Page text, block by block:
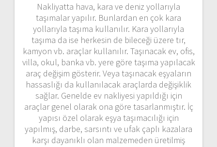
Nakliyatta hava, kara ve deniz yollarıyla
taşımalar yapılır. Bunlardan en çok kara
yollarıyla taşıma kullanılır. Kara yollarıyla
taşıma da ise herkesin de bileceği üzere tır,
kamyon vb. araçlar kullanılır. Taşınacak ev, ofis,
villa, okul, banka vb. yere göre taşıma yapılacak
araç değişim gösterir. Veya taşınacak eşyaların
hassaslığı da kullanılacak araçlarda değişiklik
sağlar. Genelde ev nakliyesi yapıldığı için
araçlar genel olarak ona göre tasarlanmıştır. İç
yapısı özel olarak eşya taşımacılığı için
yapılmış, darbe, sarsıntı ve ufak çaplı kazalara
karşı dayanıklı olan malzemeden üretilmiş